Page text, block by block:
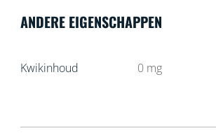
ANDERE EIGENSCHAPPEN
Kwikinhoud 0 mg